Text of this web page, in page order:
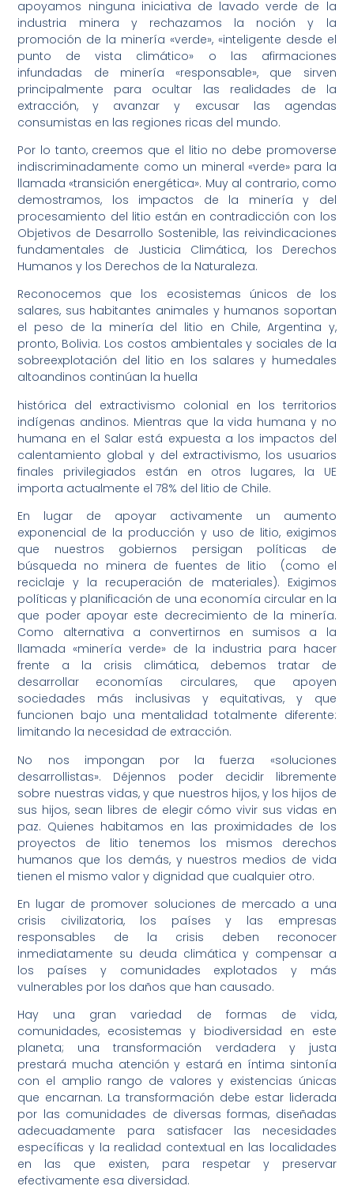
apoyamos ninguna iniciativa de lavado verde de la
industria minera y rechazamos la noción y la
promoción de la minería «verde», «inteligente desde el
punto de vista climático» o las afirmaciones
infundadas de minería «responsable», que sirven
principalmente para ocultar las realidades de la
extracción, y avanzar y excusar las agendas
consumistas en las regiones ricas del mundo.
Por lo tanto, creemos que el litio no debe promoverse
indiscriminadamente como un mineral «verde» para la
llamada «transición energética». Muy al contrario, como
demostramos, los impactos de la minería y del
procesamiento del litio están en contradicción con los
Objetivos de Desarrollo Sostenible, las reivindicaciones
fundamentales de Justicia Climática, los Derechos
Humanos y los Derechos de la Naturaleza.
Reconocemos que los ecosistemas únicos de los
salares, sus habitantes animales y humanos soportan
el peso de la minería del litio en Chile, Argentina y,
pronto, Bolivia. Los costos ambientales y sociales de la
sobreexplotación del litio en los salares y humedales
altoandinos continúan la huella
histórica del extractivismo colonial en los territorios
indígenas andinos. Mientras que la vida humana y no
humana en el Salar está expuesta a los impactos del
calentamiento global y del extractivismo, los usuarios
finales privilegiados están en otros lugares, la UE
importa actualmente el 78% del litio de Chile.
En lugar de apoyar activamente un aumento
exponencial de la producción y uso de litio, exigimos
que nuestros gobiernos persigan políticas de
búsqueda no minera de fuentes de litio (como el
reciclaje y la recuperación de materiales). Exigimos
políticas y planificación de una economía circular en la
que poder apoyar este decrecimiento de la minería.
Como alternativa a convertirnos en sumisos a la
llamada «minería verde» de la industria para hacer
frente a la crisis climática, debemos tratar de
desarrollar economías circulares, que apoyen
sociedades más inclusivas y equitativas, y que
funcionen bajo una mentalidad totalmente diferente:
limitando la necesidad de extracción.
No nos impongan por la fuerza «soluciones
desarrollistas». Déjennos poder decidir libremente
sobre nuestras vidas, y que nuestros hijos, y los hijos de
sus hijos, sean libres de elegir cómo vivir sus vidas en
paz. Quienes habitamos en las proximidades de los
proyectos de litio tenemos los mismos derechos
humanos que los demás, y nuestros medios de vida
tienen el mismo valor y dignidad que cualquier otro.
En lugar de promover soluciones de mercado a una
crisis civilizatoria, los países y las empresas
responsables de la crisis deben reconocer
inmediatamente su deuda climática y compensar a
los países y comunidades explotados y más
vulnerables por los daños que han causado.
Hay una gran variedad de formas de vida,
comunidades, ecosistemas y biodiversidad en este
planeta; una transformación verdadera y justa
prestará mucha atención y estará en íntima sintonía
con el amplio rango de valores y existencias únicas
que encarnan. La transformación debe estar liderada
por las comunidades de diversas formas, diseñadas
adecuadamente para satisfacer las necesidades
específicas y la realidad contextual en las localidades
en las que existen, para respetar y preservar
efectivamente esa diversidad.